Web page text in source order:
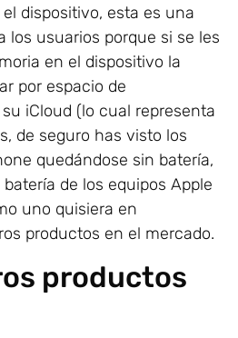
el dispositivo, esta es una
los usuarios porque si se les
en el dispositivo la
por espacio de
iCloud (lo cual representa
de seguro has visto los
quedándose sin batería,
de los equipos Apple
uno quisiera en
productos en el mercado.
productos